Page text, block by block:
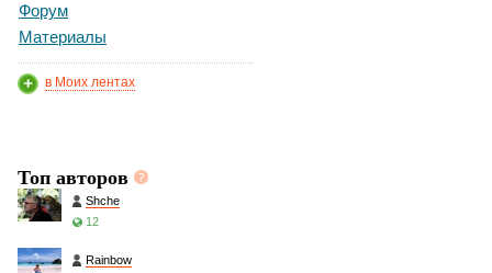
Форум
Материалы
в Моих лентах
Топ авторов
Shche
12
Rainbow